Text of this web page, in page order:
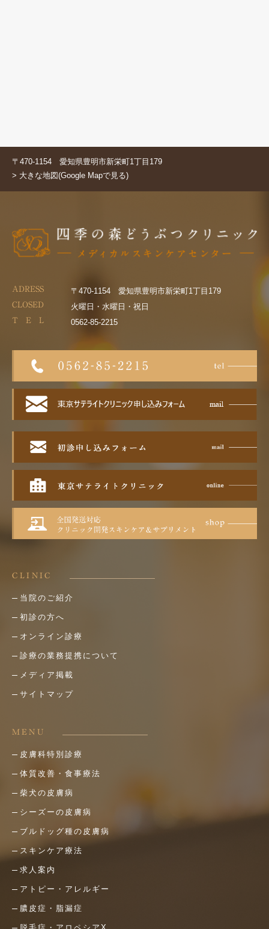
〒470-1154 愛知県豊明市新栄町1丁目179
> 大きな地図(Google Mapで見る)
ADRESS 〒470-1154 愛知県豊明市新栄町1丁目179
CLOSED 火曜日・水曜日・祝日
T E L 0562-85-2215
CLINIC
当院のご紹介
初診の方へ
オンライン診療
診療の業務提携について
メディア掲載
サイトマップ
MENU
皮膚科特別診療
体質改善・食事療法
柴犬の皮膚病
シーズーの皮膚病
ブルドッグ種の皮膚病
スキンケア療法
求人案内
アトピー・アレルギー
膿皮症・脂漏症